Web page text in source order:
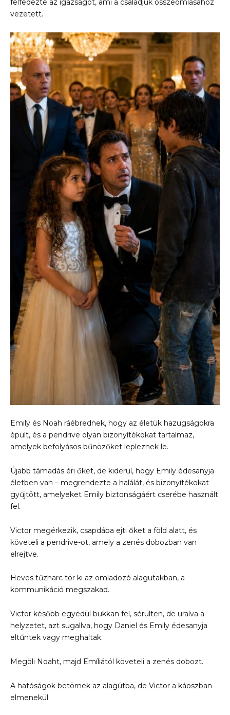
felfedezte az igazságot, ami a családjuk összeomlásához
vezetett.
Emily és Noah ráébrednek, hogy az életük hazugságokra
épült, és a pendrive olyan bizonyítékokat tartalmaz,
amelyek befolyásos bűnözőket lepleznek le.
Újabb támadás éri őket, de kiderül, hogy Emily édesanyja
életben van – megrendezte a halálát, és bizonyítékokat
gyűjtött, amelyeket Emily biztonságáért cserébe használt
fel.
Victor megérkezik, csapdába ejti őket a föld alatt, és
követeli a pendrive-ot, amely a zenés dobozban van
elrejtve.
Heves tűzharc tör ki az omladozó alagutakban, a
kommunikáció megszakad.
Victor később egyedül bukkan fel, sérülten, de uralva a
helyzetet, azt sugallva, hogy Daniel és Emily édesanyja
eltűntek vagy meghaltak.
Megöli Noaht, majd Emíliától követeli a zenés dobozt.
A hatóságok betörnek az alagútba, de Victor a káoszban
elmenekül.